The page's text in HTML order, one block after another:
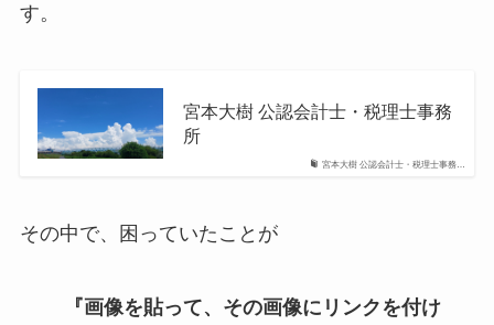
す。
宮本大樹 公認会計士・税理士事務…
宮本大樹 公認会計士・税理士事務
所
その中で、困っていたことが
『画像を貼って、その画像にリンクを付け